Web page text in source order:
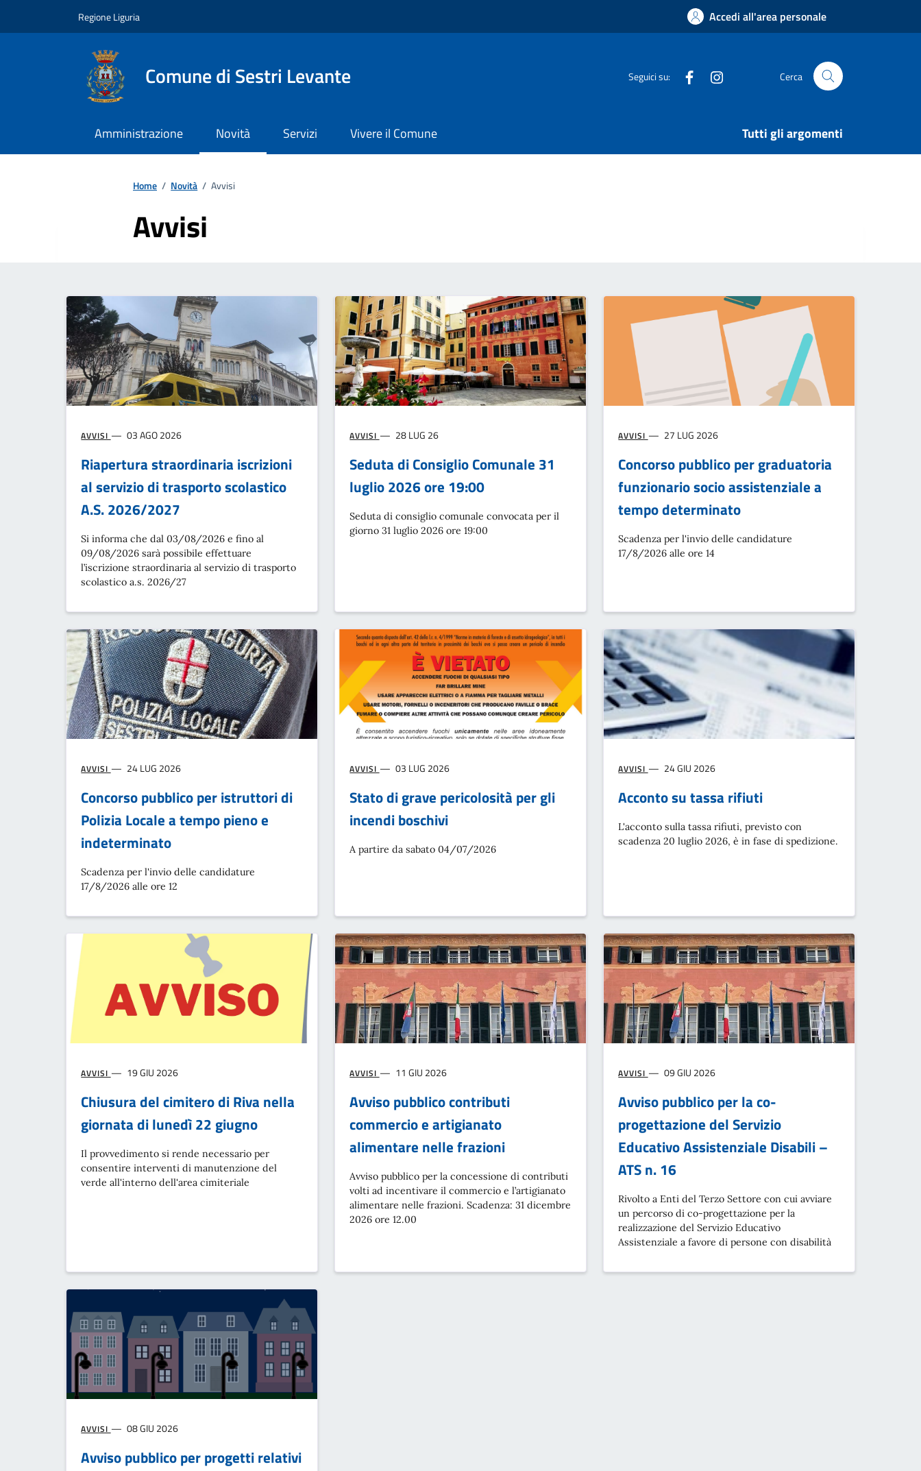
Regione Liguria Accedi all'area personale
Comune di Sestri Levante Seguici su: Facebook Cerca
Amministrazione Novità Servizi Vivere il Comune Tutti gli argomenti
Home / Novità / Avvisi
Avvisi
AVVISI 03 AGO 2026
Riapertura straordinaria iscrizioni
al servizio di trasporto scolastico
A.S. 2026/2027
Si informa che dal 03/08/2026 e fino al
09/08/2026 sarà possibile effettuare
l’iscrizione straordinaria al servizio di trasporto
scolastico a.s. 2026/27
AVVISI 28 LUG 26
Seduta di Consiglio Comunale 31
luglio 2026 ore 19:00
Seduta di consiglio comunale convocata per il
giorno 31 luglio 2026 ore 19:00
AVVISI 27 LUG 2026
Concorso pubblico per graduatoria
funzionario socio assistenziale a
tempo determinato
Scadenza per l'invio delle candidature
17/8/2026 alle ore 14
AVVISI 24 LUG 2026
Concorso pubblico per istruttori di
Polizia Locale a tempo pieno e
indeterminato
Scadenza per l'invio delle candidature
17/8/2026 alle ore 12
AVVISI 03 LUG 2026
Stato di grave pericolosità per gli
incendi boschivi
A partire da sabato 04/07/2026
AVVISI 24 GIU 2026
Acconto su tassa rifiuti
L'acconto sulla tassa rifiuti, previsto con
scadenza 20 luglio 2026, è in fase di spedizione.
AVVISI 19 GIU 2026
Chiusura del cimitero di Riva nella
giornata di lunedì 22 giugno
Il provvedimento si rende necessario per
consentire interventi di manutenzione del
verde all'interno dell'area cimiteriale
AVVISI 11 GIU 2026
Avviso pubblico contributi
commercio e artigianato
alimentare nelle frazioni
Avviso pubblico per la concessione di contributi
volti ad incentivare il commercio e l’artigianato
alimentare nelle frazioni. Scadenza: 31 dicembre
2026 ore 12.00
AVVISI 09 GIU 2026
Avviso pubblico per la co-
progettazione del Servizio
Educativo Assistenziale Disabili –
ATS n. 16
Rivolto a Enti del Terzo Settore con cui avviare
un percorso di co-progettazione per la
realizzazione del Servizio Educativo
Assistenziale a favore di persone con disabilità
AVVISI 08 GIU 2026
Avviso pubblico per progetti relativi